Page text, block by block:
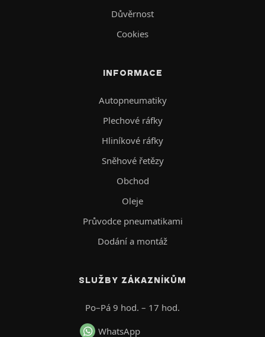
Důvěrnost
Cookies
INFORMACE
Autopneumatiky
Plechové ráfky
Hliníkové ráfky
Sněhové řetězy
Obchod
Oleje
Průvodce pneumatikami
Dodání a montáž
SLUŽBY ZÁKAZNÍKŮM
Po–Pá 9 hod. – 17 hod.
WhatsApp